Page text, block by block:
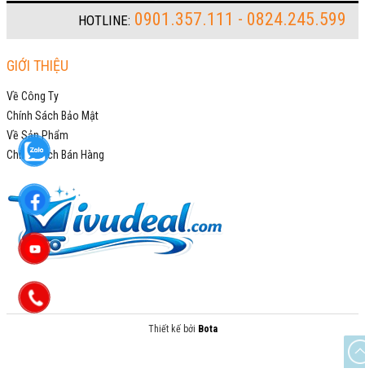
HOTLINE: 0901.357.111 - 0824.245.599
GIỚI THIỆU
Về Công Ty
Chính Sách Bảo Mật
Về Sản Phẩm
Chính Sách Bán Hàng
Thiết kế bởi Bota